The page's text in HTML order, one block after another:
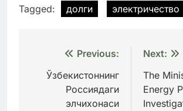
Tagged: долги электричество
Навигация
по
записям
Previous:
Ўзбекистоннинг
Россиядаги
элчихонаси
Next:
The
Energy